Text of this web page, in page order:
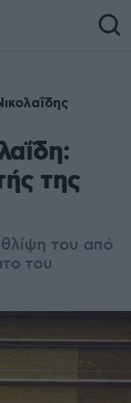
της
του από
του